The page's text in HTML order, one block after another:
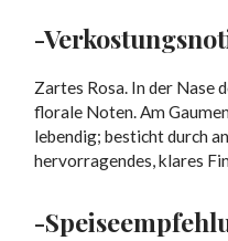
-
Zartes Rosa. In der Nase
florale Noten. Am
lebendig; besticht durch
hervorragendes, klares
-